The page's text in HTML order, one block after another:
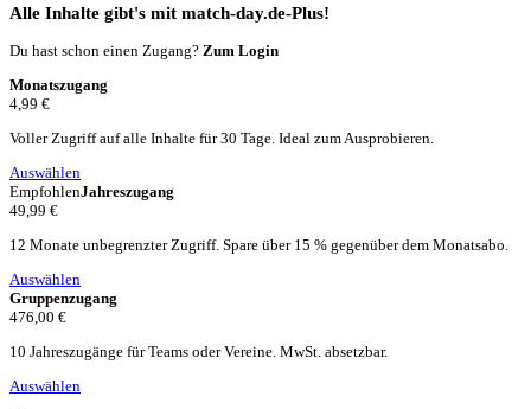
Alle Inhalte gibt's mit match-day.de-Plus!
Du hast schon einen Zugang? Zum Login
Monatszugang
4,99 €
Voller Zugriff auf alle Inhalte für 30 Tage. Ideal zum Ausprobieren.
Auswählen
EmpfohlenJahreszugang
49,99 €
12 Monate unbegrenzter Zugriff. Spare über 15 % gegenüber dem Monatsabo.
Auswählen
Gruppenzugang
476,00 €
10 Jahreszugänge für Teams oder Vereine. MwSt. absetzbar.
Auswählen